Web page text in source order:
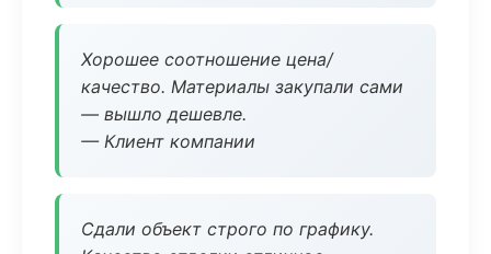
Хорошее соотношение цена/
качество. Материалы закупали сами
— вышло дешевле.
— Клиент компании
Сдали объект строго по графику.